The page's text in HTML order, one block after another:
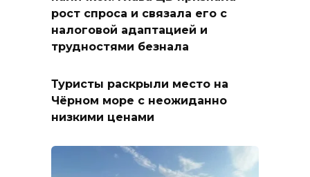
рост спроса и связала его с
налоговой адаптацией и
трудностями безнала
Туристы раскрыли место на
Чёрном море с неожиданно
низкими ценами